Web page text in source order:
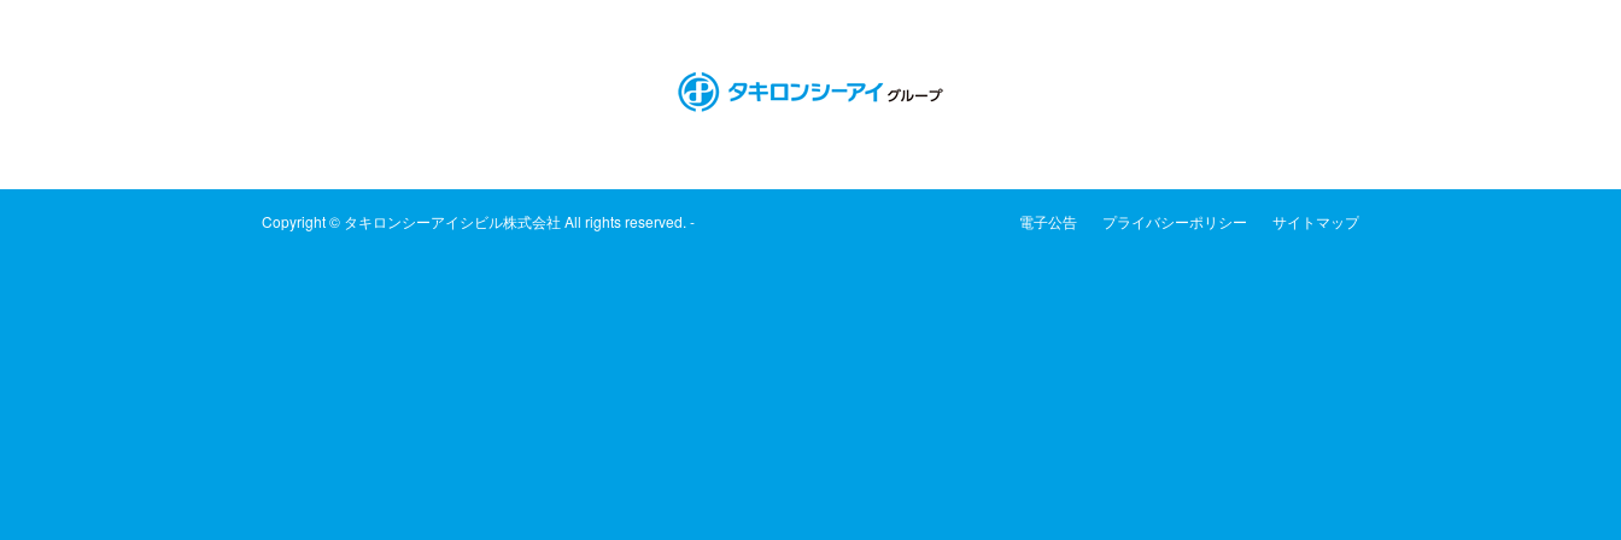
Copyright © タキロンシーアイシビル株式会社 All rights reserved. - 電子公告 プライバシーポリシー サイトマップ